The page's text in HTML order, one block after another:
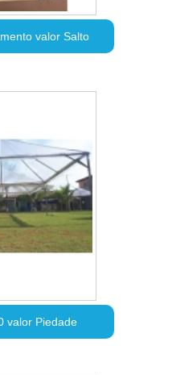
valor Salto
valor Piedade